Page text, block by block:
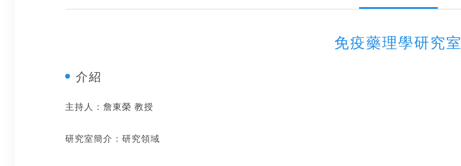
免疫藥理學研究室
介紹
主持人：詹東榮 教授
研究室簡介： 研究領域